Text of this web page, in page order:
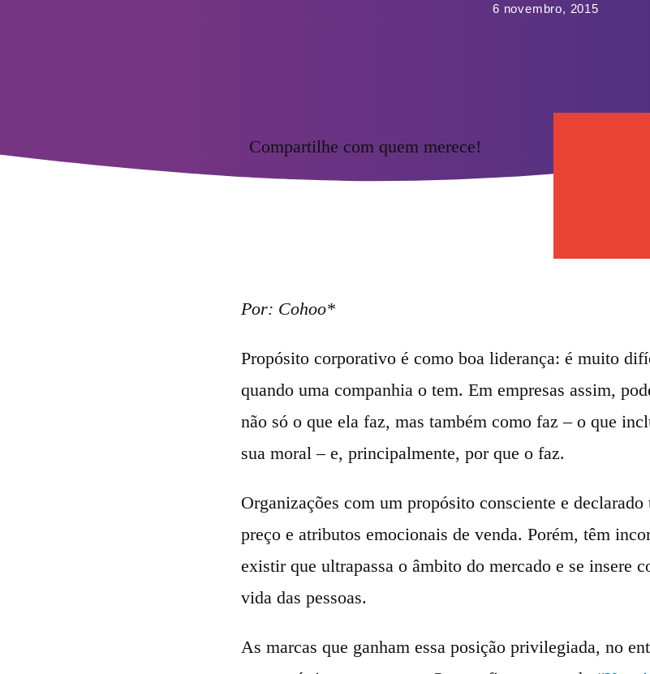
6 novembro, 2015
Compartilhe com quem merece!
Por: Cohoo*
Propósito corporativo é como boa liderança: é muito
quando uma companhia o tem. Em empresas assim,
não só o que ela faz, mas também como faz – o que
sua moral – e, principalmente, por que o faz.
Organizações com um propósito consciente e
preço e atributos emocionais de venda. Porém, têm
existir que ultrapassa o âmbito do mercado e se insere
vida das pessoas.
As marcas que ganham essa posição privilegiada, no